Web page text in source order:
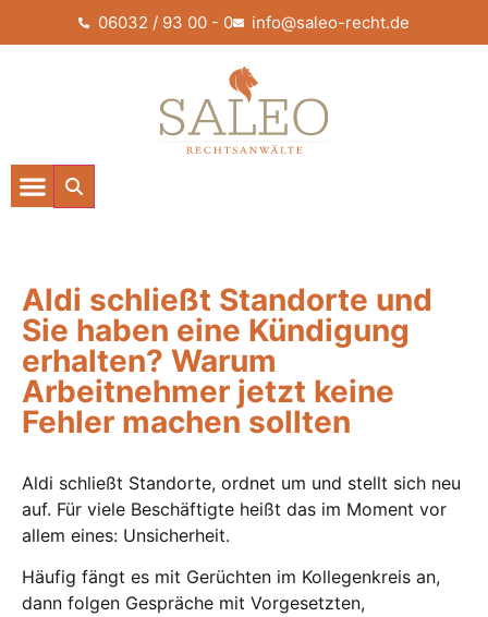
06032 / 93 00 - 0 info@saleo-recht.de
Aldi schließt Standorte und
Sie haben eine Kündigung
erhalten? Warum
Arbeitnehmer jetzt keine
Fehler machen sollten
Aldi schließt Standorte, ordnet um und stellt sich neu
auf. Für viele Beschäftigte heißt das im Moment vor
allem eines: Unsicherheit.
Häufig fängt es mit Gerüchten im Kollegenkreis an,
dann folgen Gespräche mit Vorgesetzten,